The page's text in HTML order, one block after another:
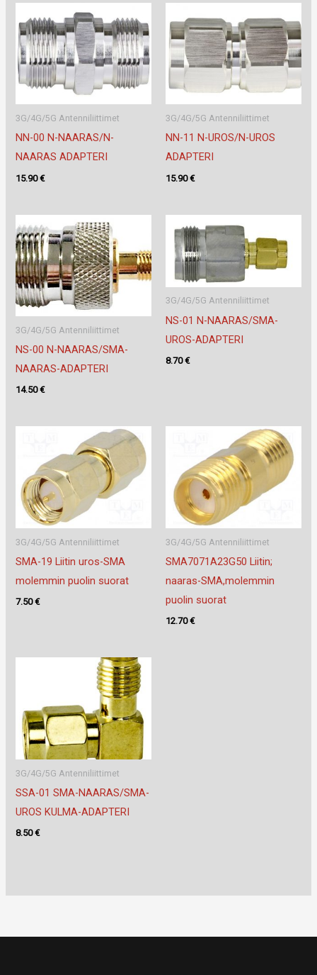
3G/4G/5G Antenniliittimet
NN-00 N-NAARAS/N-
NAARAS ADAPTERI
15.90€
3G/4G/5G Antenniliittimet
NN-11 N-UROS/N-UROS
ADAPTERI
15.90€
3G/4G/5G Antenniliittimet
NS-00 N-NAARAS/SMA-
NAARAS-ADAPTERI
14.50€
3G/4G/5G Antenniliittimet
NS-01 N-NAARAS/SMA-
UROS-ADAPTERI
8.70€
3G/4G/5G Antenniliittimet
SMA-19 Liitin uros-SMA
molemmin puolin suorat
7.50€
3G/4G/5G Antenniliittimet
SMA7071A23G50 Liitin;
naaras-SMA,molemmin
puolin suorat
12.70€
3G/4G/5G Antenniliittimet
SSA-01 SMA-NAARAS/SMA-
UROS KULMA-ADAPTERI
8.50€